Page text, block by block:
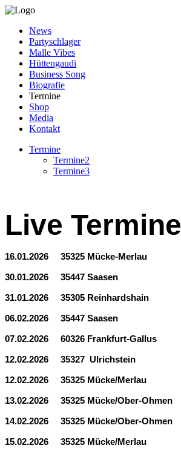
News
Partyschlager
Malle Vibes
Hüttengaudi
Business Song
Biografie
Termine
Shop
Media
Kontakt
Termine
Termine2
Termine3
Live Termine
16.01.2026 35325 Mücke-Merlau
30.01.2026 35447 Saasen
31.01.2026 35305 Reinhardshain
06.02.2026 35447 Saasen
07.02.2026 60326 Frankfurt-Gallus
12.02.2026 35327 Ulrichstein
12.02.2026 35325 Mücke/Merlau
13.02.2026 35325 Mücke/Ober-Ohmen
14.02.2026 35325 Mücke/Ober-Ohmen
15.02.2026 35325 Mücke/Merlau